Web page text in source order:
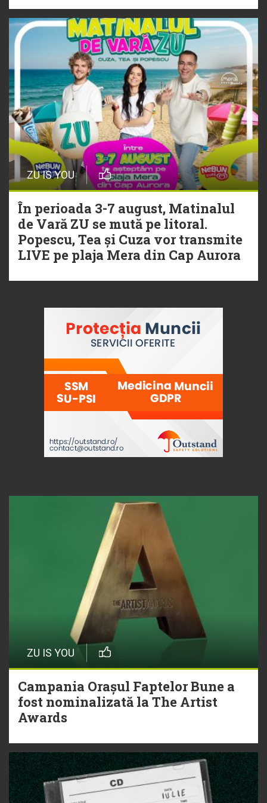
ZU IS YOU
În perioada 3-7 august, Matinalul
de Vară ZU se mută pe litoral.
Popescu, Tea și Cuza vor transmite
LIVE pe plaja Mera din Cap Aurora
ZU IS YOU
Campania Orașul Faptelor Bune a
fost nominalizată la The Artist
Awards